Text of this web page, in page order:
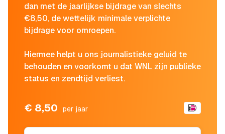
dan met de jaarlijkse bijdrage van slechts
€8,50, de wettelijk minimale verplichte
bijdrage voor omroepen.
Hiermee helpt u ons journalistieke geluid te
behouden en voorkomt u dat WNL zijn publieke
status en zendtijd verliest.
€ 8,50 per jaar